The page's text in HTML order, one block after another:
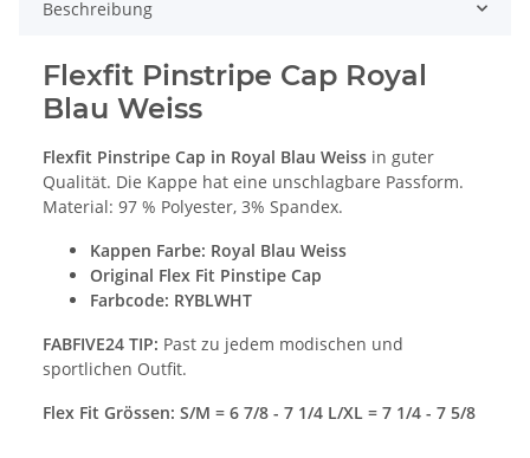
Beschreibung
Flexfit Pinstripe Cap Royal
Blau Weiss
Flexfit Pinstripe Cap in Royal Blau Weiss in guter
Qualität. Die Kappe hat eine unschlagbare Passform.
Material: 97 % Polyester, 3% Spandex.
Kappen Farbe: Royal Blau Weiss
Original Flex Fit Pinstipe Cap
Farbcode: RYBLWHT
FABFIVE24 TIP: Past zu jedem modischen und
sportlichen Outfit.
Flex Fit Grössen: S/M = 6 7/8 - 7 1/4 L/XL = 7 1/4 - 7 5/8